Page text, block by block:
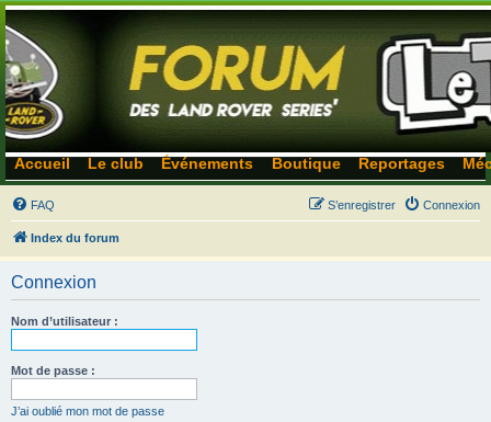
Accueil Le club Événements Boutique Reportages
FAQ Connexion
S’enregistrer
Index du forum
Connexion
Nom d’utilisateur :
Mot de passe :
J’ai oublié mon mot de passe